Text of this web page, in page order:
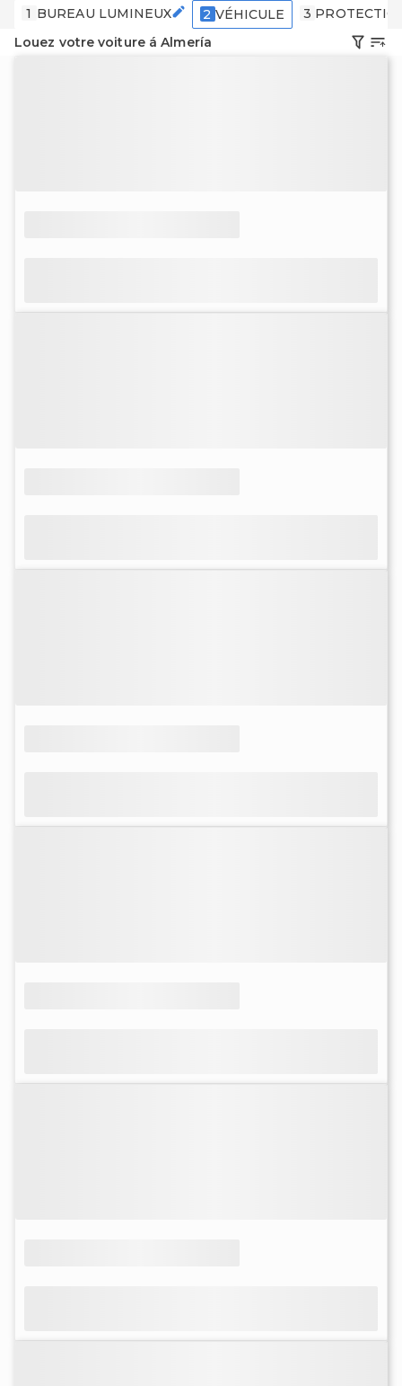
1 BUREAU LUMINEUX 2 VÉHICULE 3
Louez votre voiture á Almería